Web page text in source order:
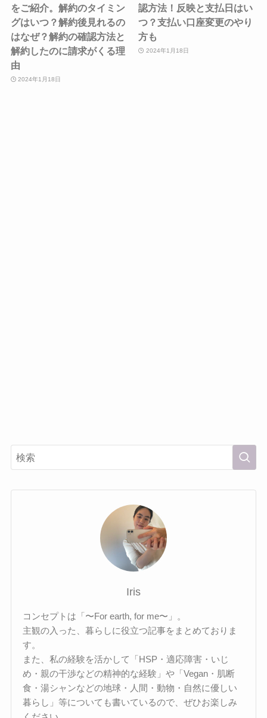
をご紹介。解約のタイミン
グはいつ？解約後見れるの
はなぜ？解約の確認方法と
解約したのに請求がくる理
由
2024年1月18日
認方法！反映と支払日はい
つ？支払い口座変更のやり
方も
2024年1月18日
Iris
コンセプトは「〜For earth, for me〜」。
主観の入った、暮らしに役立つ記事をまとめておりま
す。
また、私の経験を活かして「HSP・適応障害・いじ
め・親の干渉などの精神的な経験」や「Vegan・肌断
食・湯シャンなどの地球・人間・動物・自然に優しい
暮らし」等についても書いているので、ぜひお楽しみ